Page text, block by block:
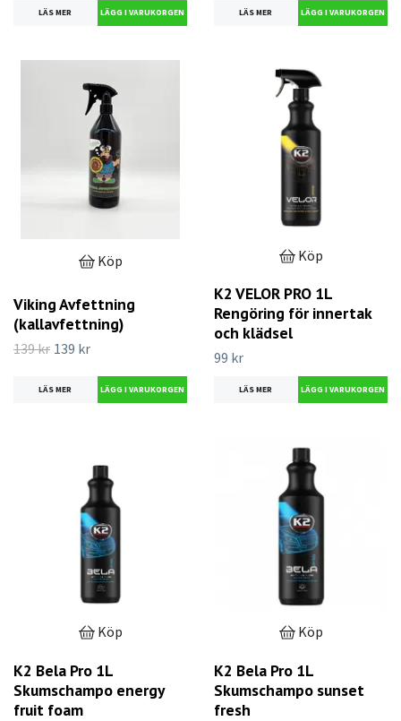
LÄS MER LÄS MER
Köp
Viking Avfettning
(kallavfettning)
139 kr 139 kr
LÄS MER
Köp
K2 VELOR PRO 1L
Rengöring för innertak
och klädsel
99 kr
LÄS MER
Köp
K2 Bela Pro 1L
Skumschampo energy
fruit foam
Köp
K2 Bela Pro 1L
Skumschampo sunset
fresh